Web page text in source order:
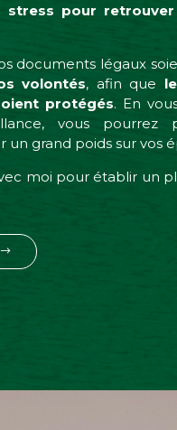
stress pour
documents légaux
volontés, afin que
protégés. En
vous pourrez
grand poids sur vos
moi pour établir un